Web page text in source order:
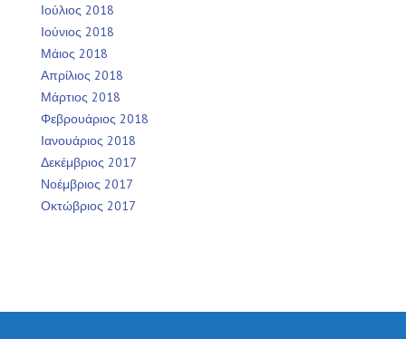
Ιούλιος 2018
Ιούνιος 2018
Μάιος 2018
Απρίλιος 2018
Μάρτιος 2018
Φεβρουάριος 2018
Ιανουάριος 2018
Δεκέμβριος 2017
Νοέμβριος 2017
Οκτώβριος 2017